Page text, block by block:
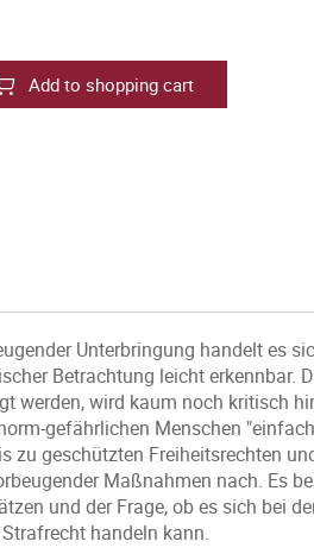
Add to shopping cart
Unterbringung handelt es
Betrachtung leicht erkennbar.
werden, wird kaum noch kritisch
gefährlichen Menschen
zu geschützten Freiheitsrechten
Maßnahmen nach. Es
und der Frage, ob es sich bei
handeln kann.